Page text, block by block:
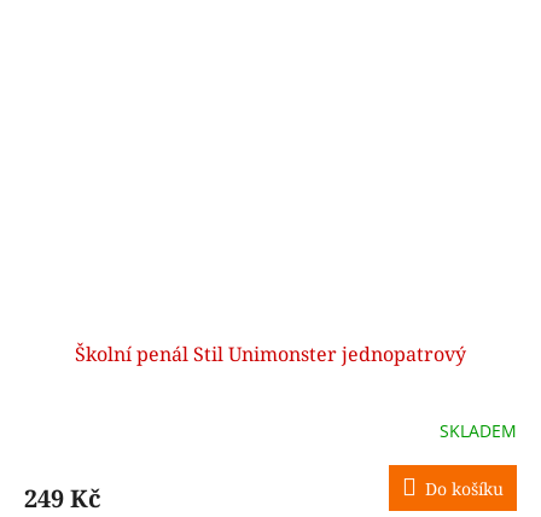
Školní penál Stil Unimonster jednopatrový
SKLADEM
249 Kč Do košíku